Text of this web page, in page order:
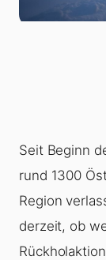
Seit Beginn
rund 1300
Region
derzeit, ob